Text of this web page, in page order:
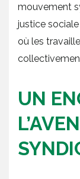
mouvement
justice
où les
UN